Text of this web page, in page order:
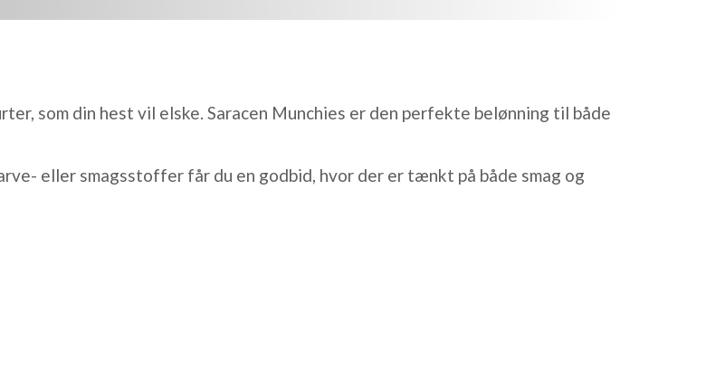
som din hest vil elske. Saracen Munchies er den perfekte belønning til både
eller smagsstoffer får du en godbid, hvor der er tænkt på både smag og